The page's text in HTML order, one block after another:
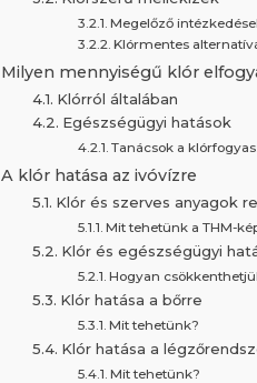
Megelőző
Klórmentes
Milyen mennyiségű klór
Klórról általában
Egészségügyi hatások
Tanácsok a
A klór hatása az ivóvízre
Klór és szerves anyagok
Mit tehetünk a THM-
Klór és egészségügyi
Hogyan
Klór hatása a bőrre
Mit tehetünk?
Klór hatása a
Mit tehetünk?